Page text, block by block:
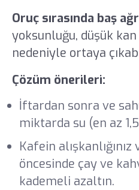
Oruç sırasında baş
yoksunluğu, düşük
nedeniyle ortaya
Çözüm önerileri:
İftardan sonra ve
miktarda su (en az
Kafein
öncesinde çay ve
kademeli azaltın.